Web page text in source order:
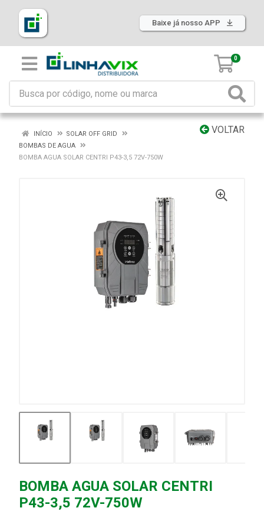
Baixe já nosso APP
0
VOLTAR
INÍCIO
SOLAR OFF GRID
BOMBAS DE AGUA
BOMBA AGUA SOLAR CENTRI P43-3,5 72V-750W
BOMBA AGUA SOLAR CENTRI
P43-3,5 72V-750W